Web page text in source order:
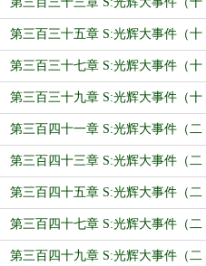
三）
第三百三十五章 S:光辉大事件（十
五）
第三百三十七章 S:光辉大事件（十
七）
第三百三十九章 S:光辉大事件（十
九）
第三百四十一章 S:光辉大事件（二
十一）
第三百四十三章 S:光辉大事件（二
十三）
第三百四十五章 S:光辉大事件（二
十五）
第三百四十七章 S:光辉大事件（二
十七）
第三百四十九章 S:光辉大事件（二